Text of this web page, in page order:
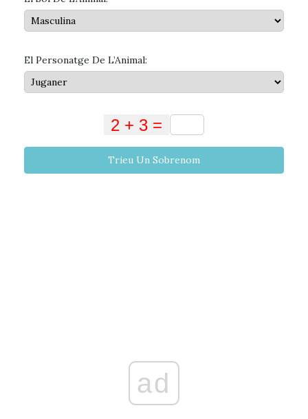
El Personatge De L’Animal:
Trieu Un Sobrenom
ad